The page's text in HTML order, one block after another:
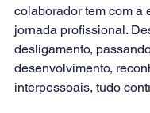
colaborador tem com a
jornada profissional.
desligamento,
desenvolvimento,
interpessoais, tudo